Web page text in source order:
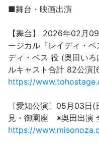
■舞台・映画出演
【舞台】 2026年02月
ージカル『レイディ・
ディ・ベス 役 (奥田い
ルキャスト合計 82公演
https://
〔愛知公演〕05月03
見・御園座 ※奥田出演
https://